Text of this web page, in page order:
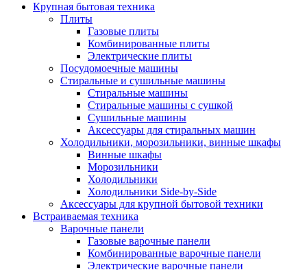
Крупная бытовая техника
Плиты
Газовые плиты
Комбинированные плиты
Электрические плиты
Посудомоечные машины
Стиральные и сушильные машины
Стиральные машины
Стиральные машины с сушкой
Сушильные машины
Аксессуары для стиральных машин
Холодильники, морозильники, винные шкафы
Винные шкафы
Морозильники
Холодильники
Холодильники Side-by-Side
Аксессуары для крупной бытовой техники
Встраиваемая техника
Варочные панели
Газовые варочные панели
Комбинированные варочные панели
Электрические варочные панели